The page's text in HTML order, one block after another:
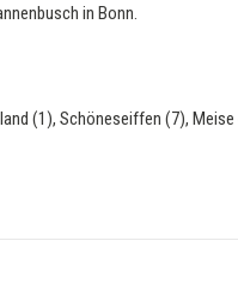
in Bonn.
(1), Schöneseiffen (7),